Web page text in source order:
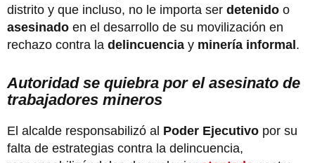
distrito y que incluso, no le importa ser detenido o
asesinado en el desarrollo de su movilización en
rechazo contra la delincuencia y minería informal.
Autoridad se quiebra por el asesinato de
trabajadores mineros
El alcalde responsabilizó al Poder Ejecutivo por su
falta de estrategias contra la delincuencia,